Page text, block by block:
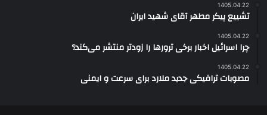
1405.04.22
تشییع پیکر مطهر آقای شهید ایران
1405.04.22
چرا اسرائیل اخبار برخی ترورها را زودتر منتشر می‌کند؟
1405.04.22
مصوبات ترافیکی جدید ملارد برای سرعت و ایمنی